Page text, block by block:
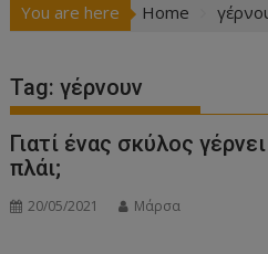
You are here Home
Tag:γέρνουν
Γιατί ένας σκύλος
πλάι;
20/05/2021 Μάρσα